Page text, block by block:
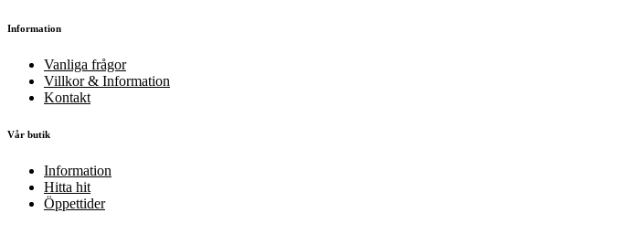
Information
Vanliga frågor
Villkor & Information
Kontakt
Vår butik
Information
Hitta hit
Öppettider